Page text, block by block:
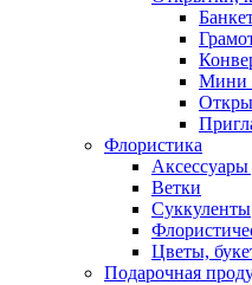
Мини
Флористика
Ветки
Суккуленты
Цветы,
Подарочная